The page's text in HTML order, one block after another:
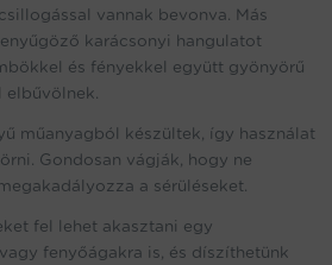
vannak bevonva. Más
karácsonyi hangulatot
és fényekkel együtt gyönyörű
műanyagból készültek, így használat
Gondosan vágják, hogy ne
a sérüléseket.
fel lehet akasztani egy
fenyőágakra is, és díszíthetünk